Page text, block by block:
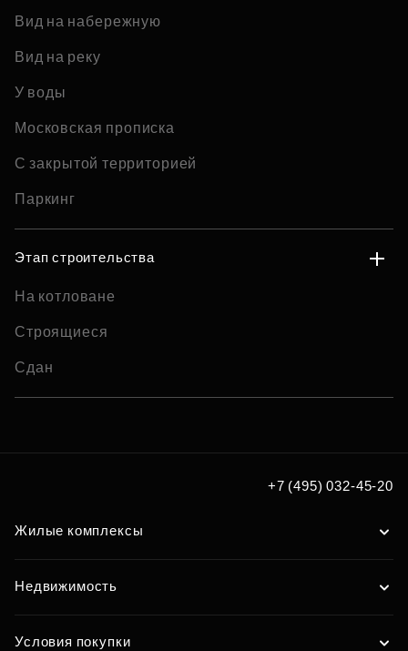
Вид на набережную
Вид на реку
У воды
Московская прописка
С закрытой территорией
Паркинг
Этап строительства
На котловане
Строящиеся
Сдан
+7 (495) 032-45-20
Жилые комплексы
Недвижимость
Условия покупки